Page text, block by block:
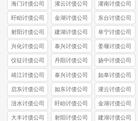
海门讨债公司 灌云讨债公司 灌南讨债公司
盱眙讨债公司 金湖讨债公司 东台讨债公司
射阳讨债公司 建湖讨债公司 阜宁讨债公司
兴化讨债公司 泰兴讨债公司 姜堰讨债公司
仪征讨债公司 丹阳讨债公司 扬中讨债公司
靖江讨债公司 泰兴讨债公司 如皋讨债公司
启东讨债公司 如东讨债公司 灌云讨债公司
涟水讨债公司 盱眙讨债公司 金湖讨债公司
大丰讨债公司 射阳讨债公司 建湖讨债公司